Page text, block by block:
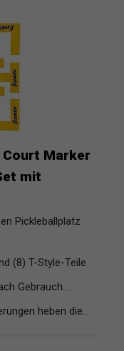
Marker
mit
Pickleballplatz
(8) T-Style-Teile
Gebrauch...
heben die...